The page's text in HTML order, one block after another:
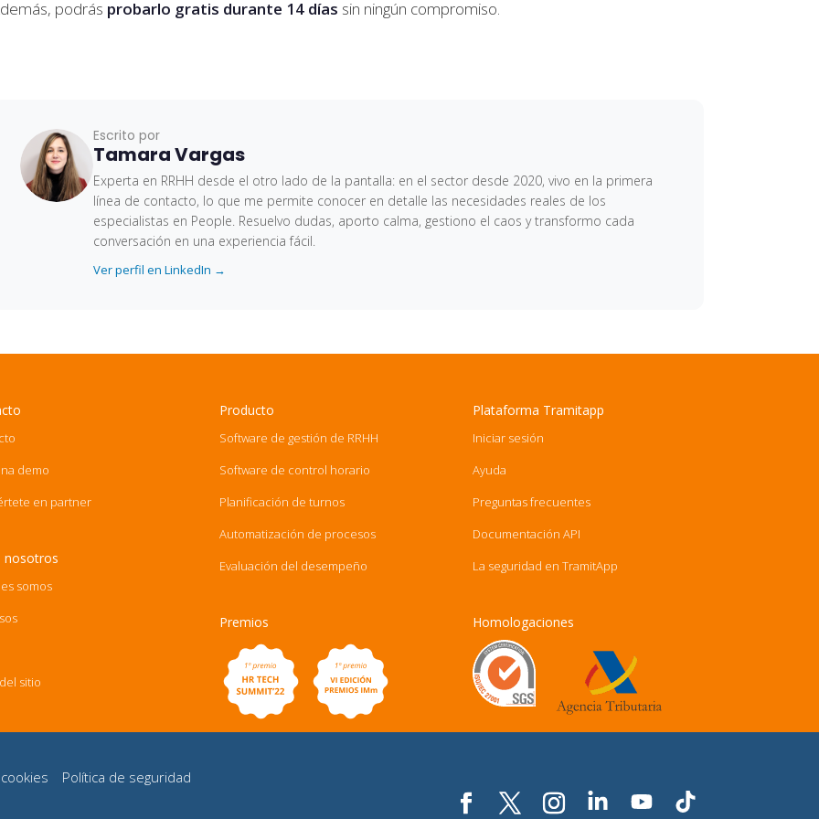
podrás probarlo gratis durante 14 días sin ningún compromiso.
Escrito por
Tamara Vargas
Experta en RRHH desde el otro lado de la pantalla: en el sector desde 2020, vivo en la primera
línea de contacto, lo que me permite conocer en detalle las necesidades reales de los
especialistas en People. Resuelvo dudas, aporto calma, gestiono el caos y transformo cada
conversación en una experiencia fácil.
Ver perfil en LinkedIn →
demo
en partner
nosotros
somos
sitio
Producto
Software de gestión de RRHH
Software de control horario
Planificación de turnos
Automatización de procesos
Evaluación del desempeño
Premios
Plataforma Tramitapp
Iniciar sesión
Ayuda
Preguntas frecuentes
Documentación API
La seguridad en TramitApp
Homologaciones
Política de seguridad